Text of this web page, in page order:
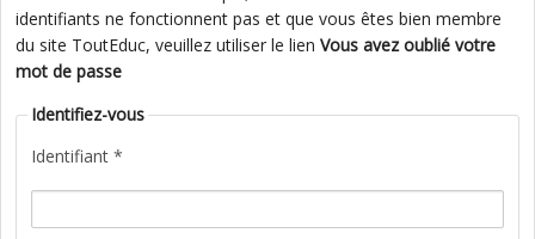
identifiants ne fonctionnent pas et que vous êtes bien membre
du site ToutEduc, veuillez utiliser le lien Vous avez oublié votre
mot de passe
Identifiez-vous
Identifiant *